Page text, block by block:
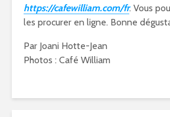
https://cafewilliam.com/fr. Vous
les procurer en ligne. Bonne
Par Joani Hotte-Jean
Photos : Café William